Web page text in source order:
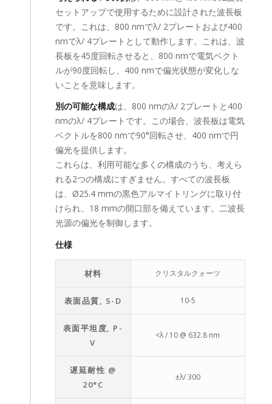
セットアップで使用するために設計された波長板
です。これは、800 nmでλ/ 2プレートおよび400
nmでλ/ 4プレートとして動作します。これは、波
長板を45度回転させると、800 nmで電気ベクト
ルが90度回転し、400 nmで偏光状態が変化しな
いことを意味します。
別の可能な構成は、800 nmのλ/ 2プレートと400
nmのλ/ 4プレートです。この場合、波長板は電気
ベクトルを800 nmで90°回転させ、400 nmで円
偏光を提供します。
これらは、利用可能な多くの構成のうち、考えら
れる2つの構成にすぎません。すべての波長板
は、Ø25.4 mmの黒色アルマイトリングに取り付
けられ、18 mmの開口部を備えています。二波長
光源の偏光を制御します。
仕様
材料 クリスタルクォーツ
表面品質, S-D 10-5
表面平坦度, P-
V
<λ / 10 @ 632.8 nm
遅延耐性 @
20°C
±λ/ 300